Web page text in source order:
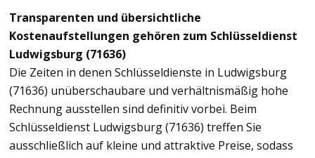
Transparenten und übersichtliche
Kostenaufstellungen gehören zum Schlüsseldienst
Ludwigsburg (71636)
Die Zeiten in denen Schlüsseldienste in Ludwigsburg
(71636) unüberschaubare und verhältnismäßig hohe
Rechnung ausstellen sind definitiv vorbei. Beim
Schlüsseldienst Ludwigsburg (71636) treffen Sie
ausschließlich auf kleine und attraktive Preise, sodass